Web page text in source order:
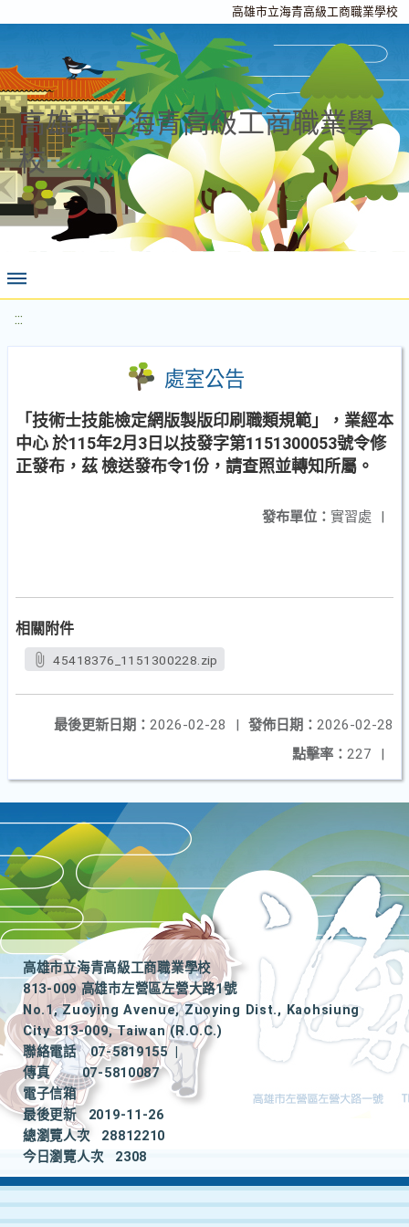
高雄市立海青高級工商職業學校
高雄市立海青高級工商職業學
校
:::
處室公告
「技術士技能檢定網版製版印刷職類規範」，業經本
中心 於115年2月3日以技發字第1151300053號令修
正發布，茲 檢送發布令1份，請查照並轉知所屬。
發布單位： 實習處 |
相關附件
45418376_1151300228.zip
發佈日期： 2026-02-28
最後更新日期： 2026-02-28
|
點擊率： 227 |
高雄市立海青高級工商職業學校
813-009 高雄市左營區左營大路1號
No.1, Zuoying Avenue, Zuoying Dist., Kaohsiung
City 813-009, Taiwan (R.O.C.)
聯絡電話
07-5819155
|
傳真
07-5810087
電子信箱
最後更新
2019-11-26
總瀏覽人次
28812210
今日瀏覽人次
2308